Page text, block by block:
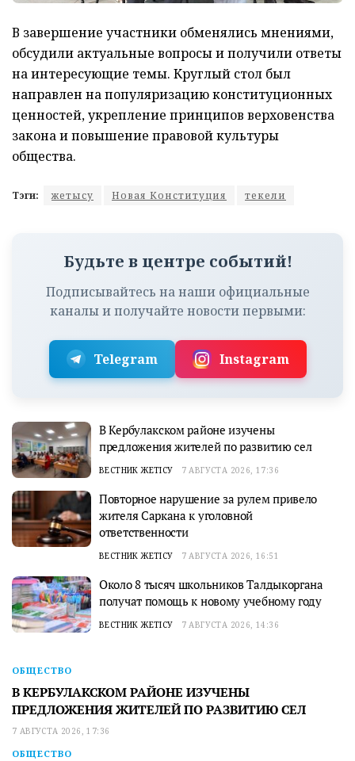
В завершение участники обменялись мнениями,
обсудили актуальные вопросы и получили ответы
на интересующие темы. Круглый стол был
направлен на популяризацию конституционных
ценностей, укрепление принципов верховенства
закона и повышение правовой культуры
общества.
Тэги: жетысу Новая Конституция текели
Будьте в центре событий!
Подписывайтесь на наши официальные
каналы и получайте новости первыми:
Telegram Instagram
В Кербулакском районе изучены
предложения жителей по развитию сел
ВЕСТНИК ЖЕТІСУ 7 АВГУСТА 2026, 17:36
Повторное нарушение за рулем привело
жителя Саркана к уголовной
ответственности
ВЕСТНИК ЖЕТІСУ 7 АВГУСТА 2026, 16:51
Около 8 тысяч школьников Талдыкоргана
получат помощь к новому учебному году
ВЕСТНИК ЖЕТІСУ 7 АВГУСТА 2026, 14:36
ОБЩЕСТВО
В КЕРБУЛАКСКОМ РАЙОНЕ ИЗУЧЕНЫ
ПРЕДЛОЖЕНИЯ ЖИТЕЛЕЙ ПО РАЗВИТИЮ СЕЛ
7 АВГУСТА 2026, 17:36
ОБЩЕСТВО